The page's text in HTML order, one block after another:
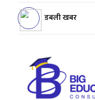
डबली खबर